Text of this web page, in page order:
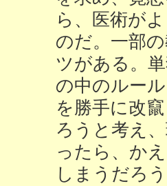
ら、医術が
のだ。一部
ツがある。
の中のルー
を勝手に改
ろうと考え
ったら、か
しまうだろ